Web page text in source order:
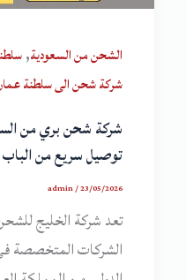
الشحن من السعودية,
شركة شحن الى سلطنة
شركة شحن بري من
توصيل سريع من
admin/23/05/2026
تعد شركة الخليج
الشركات المتخصصة